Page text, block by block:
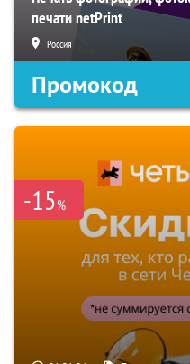
печати netPrint
Россия
Промокод
-15%